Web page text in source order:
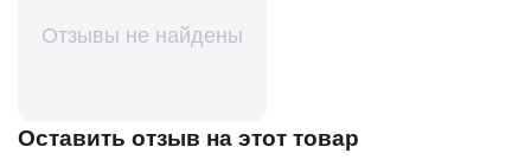
Отзывы не найдены
Оставить отзыв на этот товар